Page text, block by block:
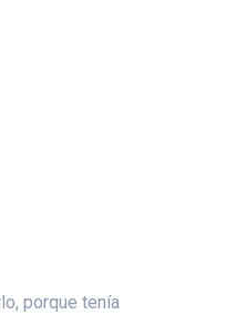
porque tenía